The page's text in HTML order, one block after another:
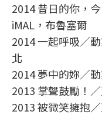
2014 昔日的你，
iMAL，布魯塞爾
2014 一起呼吸／
北
2014 夢中的妳／
2013 掌聲鼓勵！
2013 被微笑擁抱